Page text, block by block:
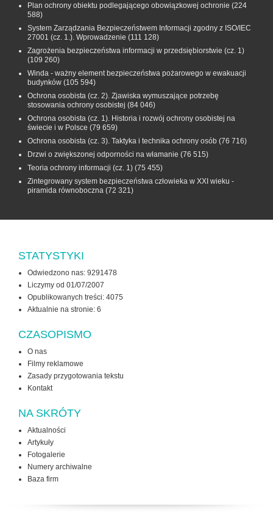
Plan ochrony obiektu podlegającego obowiązkowej ochronie (224
588)
System Zarządzania Bezpieczeństwem Informacji zgodny z ISO/IEC
27001 (cz. 1.). Wprowadzenie (111 128)
Zagrożenia bezpieczeństwa informacji w przedsiębiorstwie (cz. 1)
(109 260)
Winda - ważny element bezpieczeństwa pożarowego w ewakuacji
budynków (105 594)
Ochrona osobista (cz. 2). Zjawiska wymuszające potrzebę
stosowania ochrony osobistej (84 046)
Ochrona osobista (cz. 1). Historia i rozwój ochrony osobistej na
świecie i w Polsce (79 659)
Ochrona osobista (cz. 3). Taktyka i technika ochrony osób (76 716)
Drzwi o zwiększonej odporności na włamanie (76 515)
Teoria ochrony informacji (cz. 1) (75 455)
Zintegrowany system bezpieczeństwa człowieka w XXI wieku -
piramida równoboczna (72 321)
STATYSTYKI
Odwiedzono nas: 9291478
Liczymy od 01/07/2007
Opublikowanych treści: 4075
Aktualnie na stronie: 6
CZASOPISMO
O nas
Filmy reklamowe
Zasady przygotowania tekstu
Kontakt
NA SKRÓTY
Aktualności
Artykuły
Fotogalerie
Numery archiwalne
Baza firm